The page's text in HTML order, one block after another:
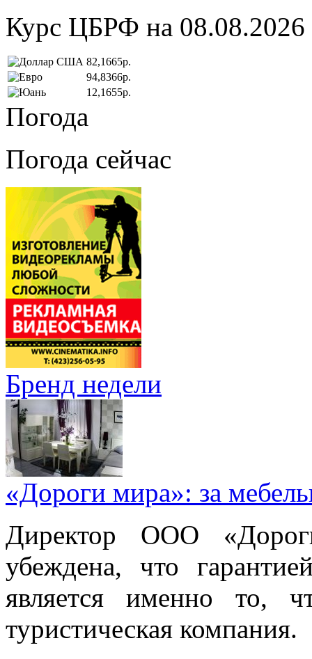
Курс ЦБРФ на 08.08.2026
82,1665р.
94,8366р.
12,1655р.
Погода
Погода сейчас
Бренд недели
«Дороги мира»: за
Директор ООО
убеждена, что
является именно то,
туристическая компания.